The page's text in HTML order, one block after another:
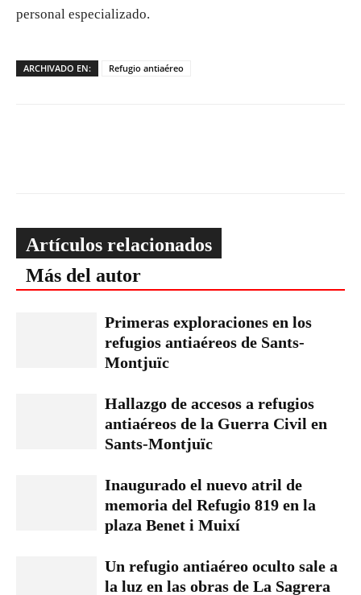
personal especializado.
ARCHIVADO EN: Refugio antiaéreo
Artículos relacionados
Más del autor
Primeras exploraciones en los
refugios antiaéreos de Sants-
Montjuïc
Hallazgo de accesos a refugios
antiaéreos de la Guerra Civil en
Sants-Montjuïc
Inaugurado el nuevo atril de
memoria del Refugio 819 en la
plaza Benet i Muixí
Un refugio antiaéreo oculto sale a
la luz en las obras de La Sagrera